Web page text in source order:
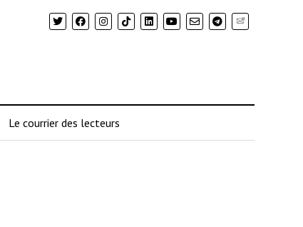
Newsletter
Le courrier des lecteurs